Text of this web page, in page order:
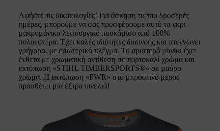
Αφήστε τις δικαιολογίες! Για άσκηση τις πιο δροσερές
ημέρες, μπορούμε να σας προσφέρουμε αυτό το γκρι
μακρυμάνικο λειτουργικό πουκάμισο από 100%
πολυεστέρα. Έχει καλές ιδιότητες διαπνοής και στεγνώνει
γρήγορα, με εσωτερικό πλέγμα. Το αριστερό μανίκι έχει
ένθετα με χρωματική αντίθεση σε πορτοκαλί χρώμα και
εκτύπωση «STIHL TIMBERSPORTS®» σε μαύρο
χρώμα. Η εκτύπωση «PWR» στο μπροστινό μέρος
προσθέτει μια έξτρα πινελιά!